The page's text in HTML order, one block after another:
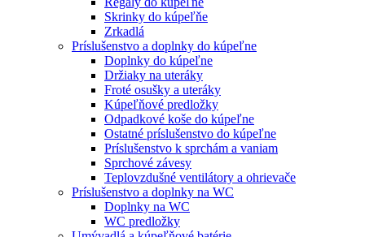
Skrinky do kúpeľňe
Zrkadlá
Príslušenstvo a doplnky do kúpeľne
Doplnky do kúpeľne
Držiaky na uteráky
Froté osušky a uteráky
Kúpeľňové predložky
Odpadkové koše do kúpeľne
Ostatné príslušenstvo do kúpeľne
Príslušenstvo k sprchám a vaniam
Sprchové závesy
Teplovzdušné ventilátory a ohrievače
Príslušenstvo a doplnky na WC
Doplnky na WC
WC predložky